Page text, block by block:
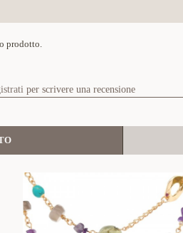
prodotto.
per scrivere una recensione